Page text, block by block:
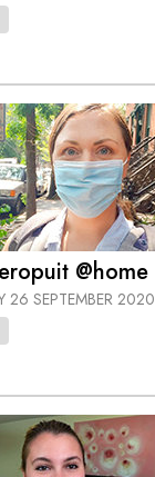
@home
26 SEPTEMBER 2020